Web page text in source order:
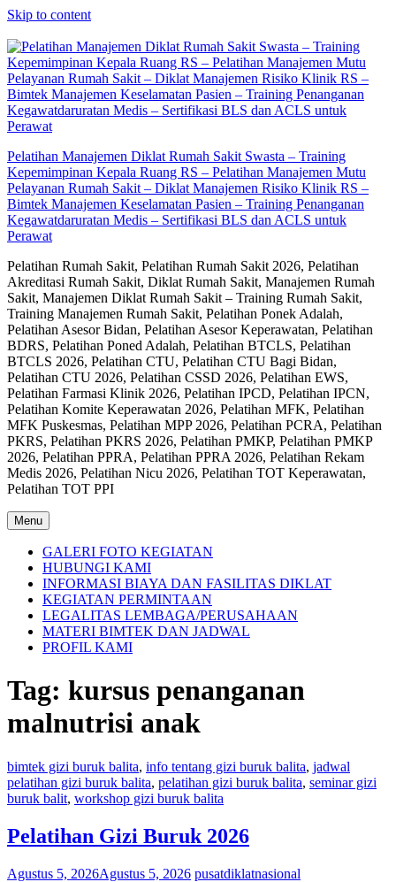
Skip to content
Pelatihan Manajemen Diklat Rumah Sakit Swasta – Training
Kepemimpinan Kepala Ruang RS – Pelatihan Manajemen Mutu
Pelayanan Rumah Sakit – Diklat Manajemen Risiko Klinik RS –
Bimtek Manajemen Keselamatan Pasien – Training Penanganan
Kegawatdaruratan Medis – Sertifikasi BLS dan ACLS untuk
Perawat
Pelatihan Rumah Sakit, Pelatihan Rumah Sakit 2026, Pelatihan
Akreditasi Rumah Sakit, Diklat Rumah Sakit, Manajemen Rumah
Sakit, Manajemen Diklat Rumah Sakit – Training Rumah Sakit,
Training Manajemen Rumah Sakit, Pelatihan Ponek Adalah,
Pelatihan Asesor Bidan, Pelatihan Asesor Keperawatan, Pelatihan
BDRS, Pelatihan Poned Adalah, Pelatihan BTCLS, Pelatihan
BTCLS 2026, Pelatihan CTU, Pelatihan CTU Bagi Bidan,
Pelatihan CTU 2026, Pelatihan CSSD 2026, Pelatihan EWS,
Pelatihan Farmasi Klinik 2026, Pelatihan IPCD, Pelatihan IPCN,
Pelatihan Komite Keperawatan 2026, Pelatihan MFK, Pelatihan
MFK Puskesmas, Pelatihan MPP 2026, Pelatihan PCRA, Pelatihan
PKRS, Pelatihan PKRS 2026, Pelatihan PMKP, Pelatihan PMKP
2026, Pelatihan PPRA, Pelatihan PPRA 2026, Pelatihan Rekam
Medis 2026, Pelatihan Nicu 2026, Pelatihan TOT Keperawatan,
Pelatihan TOT PPI
Menu
GALERI FOTO KEGIATAN
HUBUNGI KAMI
INFORMASI BIAYA DAN FASILITAS DIKLAT
KEGIATAN PERMINTAAN
LEGALITAS LEMBAGA/PERUSAHAAN
MATERI BIMTEK DAN JADWAL
PROFIL KAMI
Tag: kursus penanganan
malnutrisi anak
bimtek gizi buruk balita, info tentang gizi buruk balita, jadwal
pelatihan gizi buruk balita, pelatihan gizi buruk balita, seminar gizi
buruk balit, workshop gizi buruk balita
Pelatihan Gizi Buruk 2026
Agustus 5, 2026Agustus 5, 2026 pusatdiklatnasional